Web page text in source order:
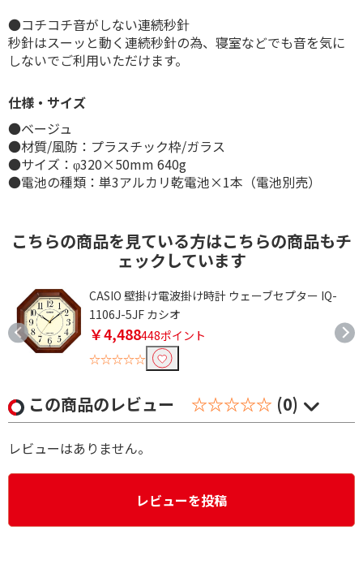
●コチコチ音がしない連続秒針
秒針はスーッと動く連続秒針の為、寝室などでも音を気に
しないでご利用いただけます。
仕様・サイズ
●ベージュ
●材質/風防：プラスチック枠/ガラス
●サイズ：φ320×50mm 640g
●電池の種類：単3アルカリ乾電池×1本（電池別売）
こちらの商品を見ている方はこちらの商品もチ
ェックしています
CASIO 壁掛け電波掛け時計 ウェーブセプター IQ-
1106J-5JF カシオ
￥4,488448ポイント
☆☆☆☆☆
この商品のレビュー ☆☆☆☆☆ (0)
レビューはありません。
レビューを投稿